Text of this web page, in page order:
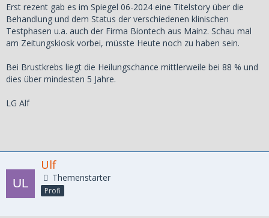
Erst rezent gab es im Spiegel 06-2024 eine Titelstory über die
Behandlung und dem Status der verschiedenen klinischen
Testphasen u.a. auch der Firma Biontech aus Mainz. Schau mal
am Zeitungskiosk vorbei, müsste Heute noch zu haben sein.
Bei Brustkrebs liegt die Heilungschance mittlerweile bei 88 % und
dies über mindesten 5 Jahre.
LG Alf
Ulf
Themenstarter
Profi